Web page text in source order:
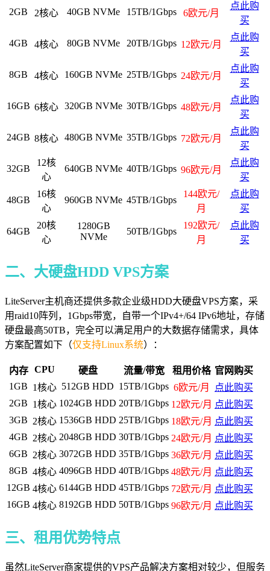
2GB 2核心 40GB NVMe 15TB/1Gbps 6欧元/月
点此购
买
4GB 4核心 80GB NVMe 20TB/1Gbps 12欧元/月
点此购
买
8GB 4核心 160GB NVMe 25TB/1Gbps 24欧元/月
点此购
买
16GB 6核心 320GB NVMe 30TB/1Gbps 48欧元/月
点此购
买
24GB 8核心 480GB NVMe 35TB/1Gbps 72欧元/月
点此购
买
32GB
12核
心
640GB NVMe 40TB/1Gbps 96欧元/月
点此购
买
48GB
16核
心
960GB NVMe 45TB/1Gbps
144欧元/
月
点此购
买
64GB
20核
心
1280GB
NVMe
50TB/1Gbps
192欧元/
月
点此购
买
二、大硬盘HDD VPS方案
LiteServer主机商还提供多款企业级HDD大硬盘VPS方案，采
用raid10阵列，1Gbps带宽，自带一个IPv4+/64 IPv6地址，存储
硬盘最高50TB，完全可以满足用户的大数据存储需求，具体
方案配置如下（仅支持Linux系统）：
内存 CPU 硬盘 流量/带宽 租用价格 官网购买
1GB 1核心 512GB HDD 15TB/1Gbps 6欧元/月
点此购买
2GB 1核心 1024GB HDD 20TB/1Gbps 12欧元/月 点此购买
3GB 2核心 1536GB HDD 25TB/1Gbps 18欧元/月 点此购买
4GB 2核心 2048GB HDD 30TB/1Gbps 24欧元/月 点此购买
6GB 2核心 3072GB HDD 35TB/1Gbps 36欧元/月 点此购买
8GB 4核心 4096GB HDD 40TB/1Gbps 48欧元/月 点此购买
12GB 4核心 6144GB HDD 45TB/1Gbps 72欧元/月 点此购买
16GB 4核心 8192GB HDD 50TB/1Gbps 96欧元/月 点此购买
三、租用优势特点
虽然LiteServer商家提供的VPS产品解决方案相对较少，但服务